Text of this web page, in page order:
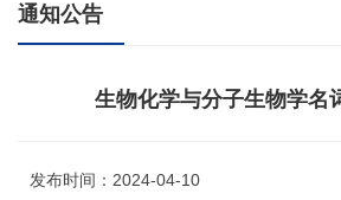
通知公告
生物化学与分子生物学名
发布时间：2024-04-10